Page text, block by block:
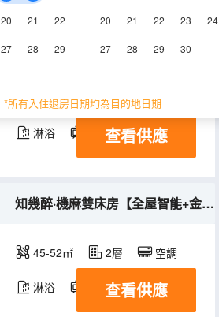
20 21 22
27 28 29
20 21 22 23 24
27 28 29 30
*所有入住退房日期均為目的地日期
45-52㎡ 2-3層
淋浴 電視機
查看供應
知幾醉·機麻雙床房【全屋智能+金可兒深睡床墊】
45-52㎡ 2層 空調
淋浴 電視機
查看供應